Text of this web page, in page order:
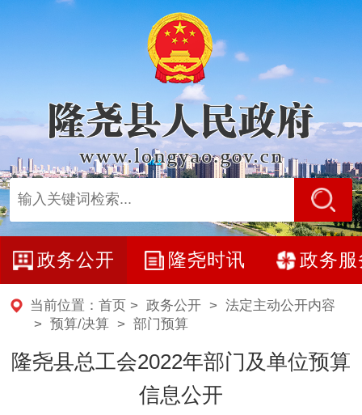
政务公开 隆尧时讯 政务服
当前位置： 首页 > 政务公开> 法定主动公开内容
> 预算/决算> 部门预算
隆尧县总工会2022年部门及单位预算
信息公开